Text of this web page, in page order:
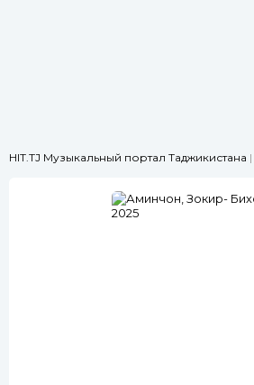
HIT.TJ Музыкальный портал Таджикистана |